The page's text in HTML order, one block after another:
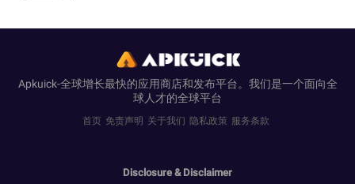
Apkuick-全球增长最快的应用商店和发布平台。我们是一个面向全
球人才的全球平台
首页 免责声明 关于我们 隐私政策 服务条款
Disclosure & Disclaimer